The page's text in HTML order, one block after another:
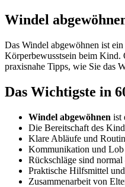
Windel
Das Windel abgewöhnen ist
Körperbewusstsein beim Kind.
praxisnahe Tipps, wie Sie das
Das Wichtigste in
Windel abgewöhnen ist
Die Bereitschaft des
Klare Abläufe und
Kommunikation und Lob
Rückschläge sind
Praktische Hilfsmittel
Zusammenarbeit von